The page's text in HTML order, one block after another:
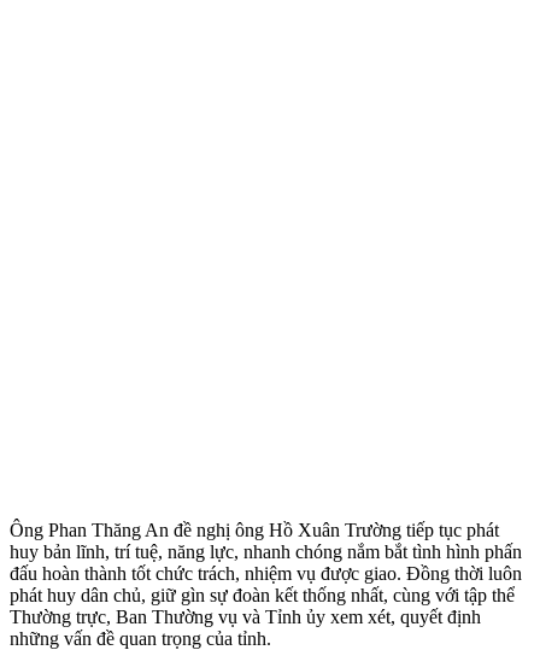
Ông Phan Thăng An đề nghị ông Hồ Xuân Trường tiếp tục phát
huy bản lĩnh, trí tuệ, năng lực, nhanh chóng nắm bắt tình hình phấn
đấu hoàn thành tốt chức trách, nhiệm vụ được giao. Đồng thời luôn
phát huy dân chủ, giữ gìn sự đoàn kết thống nhất, cùng với tập thể
Thường trực, Ban Thường vụ và Tỉnh ủy xem xét, quyết định
những vấn đề quan trọng của tỉnh.